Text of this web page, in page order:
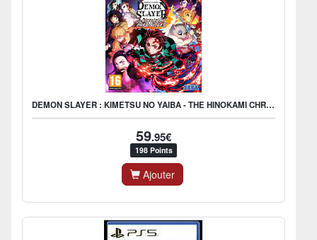
DEMON SLAYER : KIMETSU NO YAIBA - THE HINOKAMI CHRONICLES
59.95€
198 Points
Ajouter